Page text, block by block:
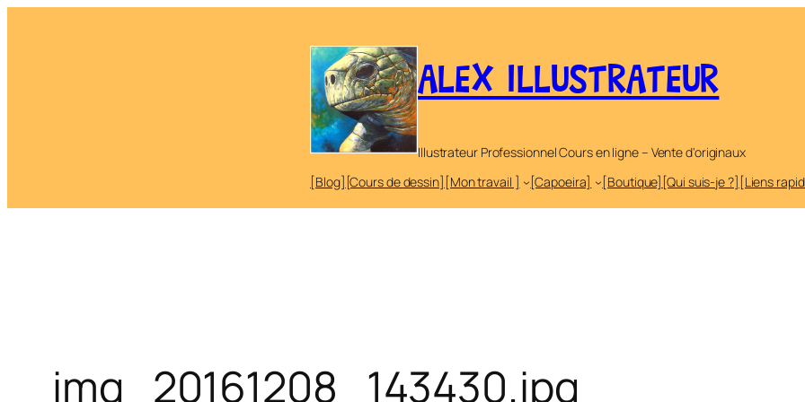
ALEX ILLUSTRATEUR
Illustrateur Professionnel Cours en ligne – Vente d'originaux
[Blog] [Cours de dessin] [Mon travail ] [Capoeira] [Boutique] [Qui suis-je ?] [Liens
img_20161208_143430.jpg